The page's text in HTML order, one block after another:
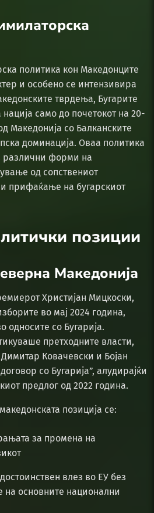
политика кон Македонците
и особено се интензивира
тврдења, Бугарите
само до почетокот на 20-
Македонија со Балканските
доминација. Оваа политика
различни форми на
од сопствениот
прифаќање на бугарскиот
позиции
Македонија
Христијан Мицкоски,
во мај 2024 година,
односите со Бугарија.
претходните власти,
Ковачевски и Бојан
со Бугарија”, алудирајќи
предлог од 2022 година.
позиција се:
за промена на
влез во ЕУ без
основните национални